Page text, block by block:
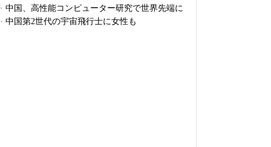
· 中国、高性能コンピューター研究で世界先端に
· 中国第2世代の宇宙飛行士に女性も